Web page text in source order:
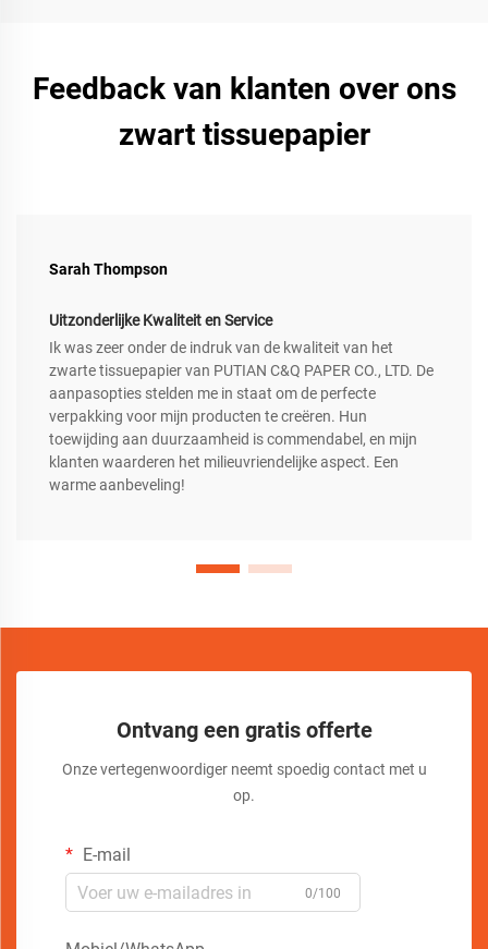
Feedback van klanten over ons
zwart tissuepapier
Sarah Thompson
Uitzonderlijke Kwaliteit en Service
Ik was zeer onder de indruk van de kwaliteit van het
zwarte tissuepapier van PUTIAN C&Q PAPER CO., LTD. De
aanpasopties stelden me in staat om de perfecte
verpakking voor mijn producten te creëren. Hun
toewijding aan duurzaamheid is commendabel, en mijn
klanten waarderen het milieuvriendelijke aspect. Een
warme aanbeveling!
Ontvang een gratis offerte
Onze vertegenwoordiger neemt spoedig contact met u
op.
E-mail
0/100